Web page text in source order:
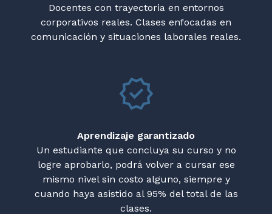
Docentes con trayectoria en entornos
corporativos reales. Clases enfocadas en
comunicación y situaciones laborales reales.
Aprendizaje garantizado
Un estudiante que concluya su curso y no
logre aprobarlo, podrá volver a cursar ese
mismo nivel sin costo alguno, siempre y
cuando haya asistido al 95% del total de las
clases.